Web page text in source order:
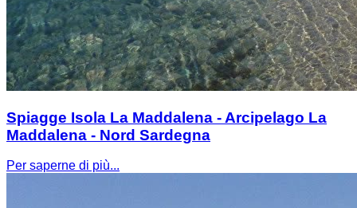
Spiagge Isola La Maddalena - Arcipelago La
Maddalena - Nord Sardegna
Per saperne di più...